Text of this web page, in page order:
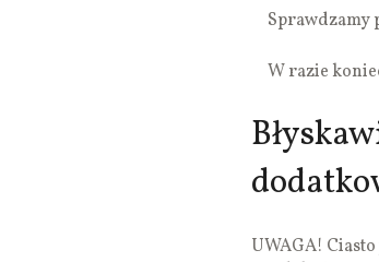
Sprawdzamy
W razie
UWAGA!